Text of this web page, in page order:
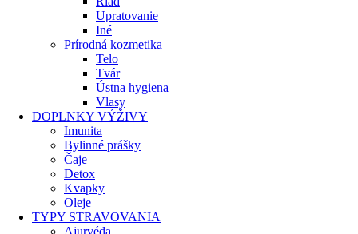
Upratovanie
Iné
Prírodná kozmetika
Telo
Tvár
Ústna hygiena
Vlasy
DOPLNKY VÝŽIVY
Imunita
Bylinné prášky
Čaje
Detox
Kvapky
Oleje
TYPY STRAVOVANIA
Ajurvéda